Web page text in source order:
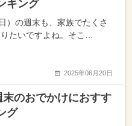
キング
）の週末も、家族でたくさ
たいですよね。そこ…
2025年06月20日
末のおでかけにおすす
グ